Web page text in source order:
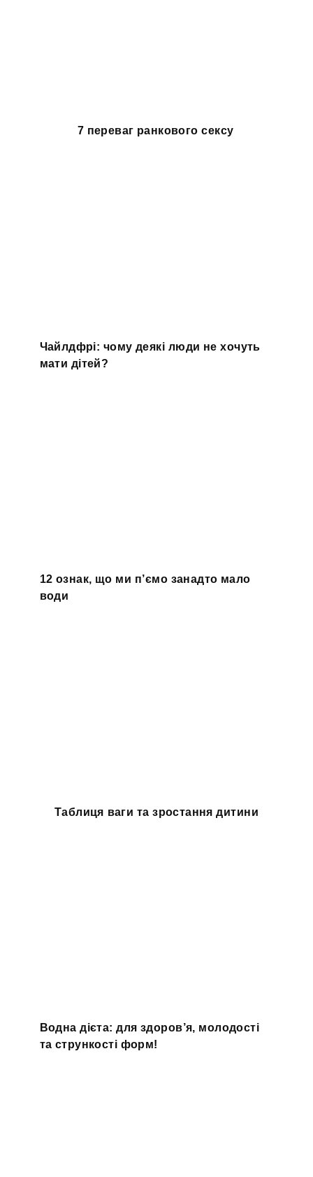
7 переваг ранкового сексу
Чайлдфрі: чому деякі люди не хочуть
мати дітей?
12 ознак, що ми п’ємо занадто мало
води
Таблиця ваги та зростання дитини
Водна дієта: для здоров’я, молодості
та стрункості форм!